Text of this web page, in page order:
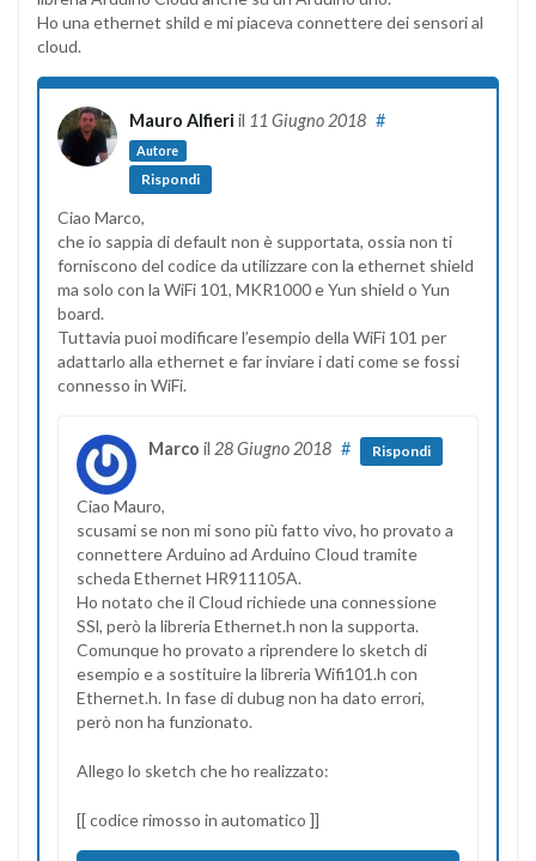
Ho una ethernet shild e mi piaceva connettere dei sensori al
cloud.
Mauro Alfieri il 11 Giugno 2018
Autore
#
Rispondi
Ciao Marco,
che io sappia di default non è supportata, ossia non ti
forniscono del codice da utilizzare con la ethernet shield
ma solo con la WiFi 101, MKR1000 e Yun shield o Yun
board.
Tuttavia puoi modificare l’esempio della WiFi 101 per
adattarlo alla ethernet e far inviare i dati come se fossi
connesso in WiFi.
Marco il 28 Giugno 2018 # Rispondi
Ciao Mauro,
scusami se non mi sono più fatto vivo, ho provato a
connettere Arduino ad Arduino Cloud tramite
scheda Ethernet HR911105A.
Ho notato che il Cloud richiede una connessione
SSl, però la libreria Ethernet.h non la supporta.
Comunque ho provato a riprendere lo sketch di
esempio e a sostituire la libreria Wifi101.h con
Ethernet.h. In fase di dubug non ha dato errori,
però non ha funzionato.
Allego lo sketch che ho realizzato:
[[ codice rimosso in automatico ]]